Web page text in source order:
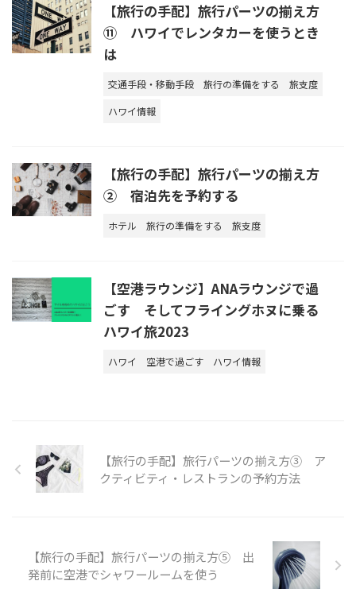
【旅行の手配】旅行パーツの揃え方
⑪ ハワイでレンタカーを使うとき
は
交通手段・移動手段 旅行の準備をする
旅支度
ハワイ情報
【旅行の手配】旅行パーツの揃え方
② 宿泊先を予約する
ホテル 旅行の準備をする 旅支度
【空港ラウンジ】ANAラウンジで過
ごす そしてフライングホヌに乗る
ハワイ旅2023
ハワイ 空港で過ごす ハワイ情報
【旅行の手配】旅行パーツの揃え方③ ア
クティビティ・レストランの予約方法
【旅行の手配】旅行パーツの揃え方⑤ 出
発前に空港でシャワールームを使う